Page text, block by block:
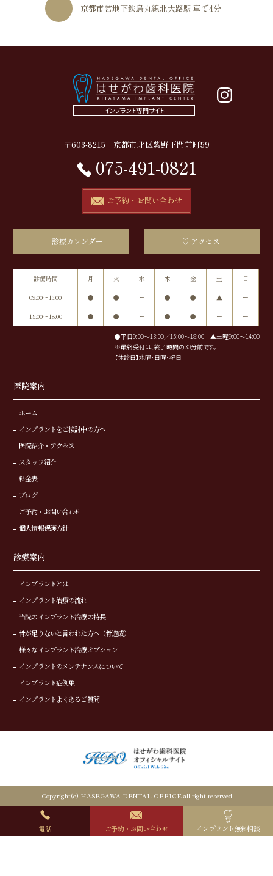
京都市営地下鉄烏丸線北大路駅 車で4分
インプラント専門サイト
〒603-8215 京都市北区紫野下門前町59
075-491-0821
ご予約・お問い合わせ
診療カレンダー アクセス
診療時間 月 火 水 木 金 土 日
09:00～13:00 ● ● ー ● ● ▲ ー
15:00～18:00 ● ● ー ● ● ー ー
●平日9:00～13:00／15:00～18:00 ▲土曜9:00～14:00
※最終受付は、終了時間の30分前です。
【休診日】水曜・日曜・祝日
医院案内
ホーム
インプラントをご検討中の方へ
医院紹介・アクセス
スタッフ紹介
料金表
ブログ
ご予約・お問い合わせ
個人情報保護方針
診療案内
インプラントとは
インプラント治療の流れ
当院のインプラント治療の特長
骨が足りないと言われた方へ（骨造成）
様々なインプラント治療オプション
インプラントのメンテナンスについて
インプラント症例集
インプラントよくあるご質問
Copyright(c) HASEGAWA DENTAL OFFICE all right reserved
電話 ご予約・お問い合わせ インプラント無料相談